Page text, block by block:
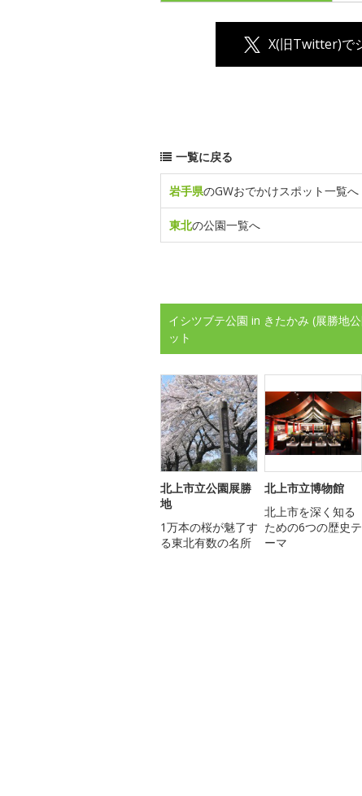
X(旧Twitter)で
一覧に戻る
岩手県のGWおでかけスポット一覧へ
東北の公園一覧へ
イシツブテ公園 in きたかみ (展勝地
ット
北上市立公園展勝
地
1万本の桜が魅了す
る東北有数の名所
北上市立博物館
北上市を深く知る
ための6つの歴史テ
ーマ